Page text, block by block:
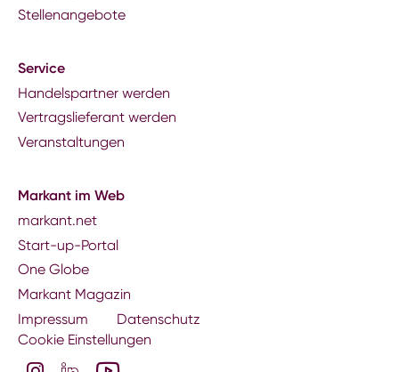
Stellenangebote
Service
Handelspartner werden
Vertragslieferant werden
Veranstaltungen
Markant im Web
markant.net
Start-up-Portal
One Globe
Markant Magazin
Impressum
Datenschutz
Cookie Einstellungen